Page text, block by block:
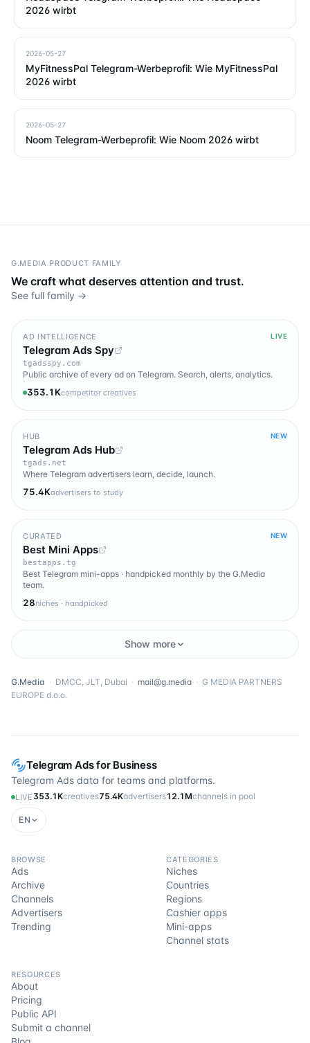
2026 wirbt
2026-05-27
MyFitnessPal Telegram-Werbeprofil: Wie MyFitnessPal
2026 wirbt
2026-05-27
Noom Telegram-Werbeprofil: Wie Noom 2026 wirbt
Telegram Ads for Business
Telegram Ads data for teams and platforms.
LIVE 353.1Kcreatives75.4Kadvertisers12.1Mchannels in pool
EN
BROWSE
Ads
Archive
Channels
Advertisers
Trending
CATEGORIES
Niches
Countries
Regions
Cashier apps
Mini-apps
Channel stats
RESOURCES
About
Pricing
Public API
Submit a channel
G.MEDIA PRODUCT FAMILY
We craft what deserves attention and trust.
See full family →
AD INTELLIGENCE LIVE
Telegram Ads Spy
tgadsspy.com
Public archive of every ad on Telegram. Search, alerts, analytics.
353.1Kcompetitor creatives
HUB NEW
Telegram Ads Hub
tgads.net
Where Telegram advertisers learn, decide, launch.
75.4Kadvertisers to study
CURATED NEW
Best Mini Apps
bestapps.tg
Best Telegram mini-apps · handpicked monthly by the G.Media
team.
28niches · handpicked
Show more
G.Media · DMCC, JLT, Dubai · mail@g.media · G MEDIA PARTNERS
EUROPE d.o.o.